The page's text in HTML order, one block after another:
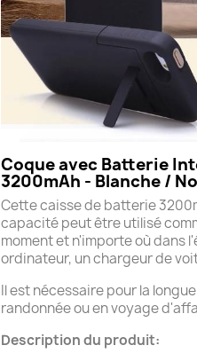
Coque avec Batterie
3200mAh - Blanche /
Cette caisse de batterie
capacité peut être utilisé
moment et n'importe où dans
ordinateur, un chargeur de
Il est nécessaire pour la
randonnée ou en voyage
Description du produit: